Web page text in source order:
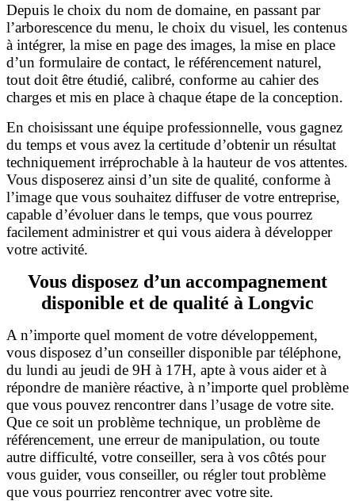
Depuis le choix du nom de domaine, en passant par
l’arborescence du menu, le choix du visuel, les contenus
à intégrer, la mise en page des images, la mise en place
d’un formulaire de contact, le référencement naturel,
tout doit être étudié, calibré, conforme au cahier des
charges et mis en place à chaque étape de la conception.
En choisissant une équipe professionnelle, vous gagnez
du temps et vous avez la certitude d’obtenir un résultat
techniquement irréprochable à la hauteur de vos attentes.
Vous disposerez ainsi d’un site de qualité, conforme à
l’image que vous souhaitez diffuser de votre entreprise,
capable d’évoluer dans le temps, que vous pourrez
facilement administrer et qui vous aidera à développer
votre activité.
Vous disposez d’un accompagnement
disponible et de qualité à Longvic
A n’importe quel moment de votre développement,
vous disposez d’un conseiller disponible par téléphone,
du lundi au jeudi de 9H à 17H, apte à vous aider et à
répondre de manière réactive, à n’importe quel problème
que vous pouvez rencontrer dans l’usage de votre site.
Que ce soit un problème technique, un problème de
référencement, une erreur de manipulation, ou toute
autre difficulté, votre conseiller, sera à vos côtés pour
vous guider, vous conseiller, ou régler tout problème
que vous pourriez rencontrer avec votresite.